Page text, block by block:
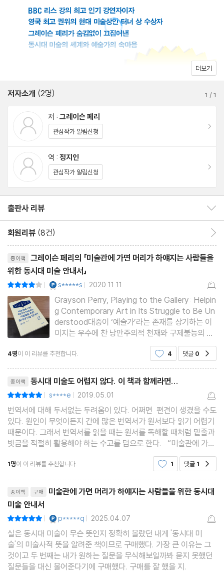
3장 멋진 반항, 어서 들어와!
웰컴 투 아트 월드, 단 멋질 것!
예술가의 착각, 불안, 현실
예술가의 마지막 무기
8트랙 테이프의 순간들
나는 진지한 예술가다
4장 나는 예술의 세계에서 나 자신을 발견했다
누구에게도 보여 주지 않는 예술 작품
예술 대학에서 진짜로 얻는 것
예술가가 경력을 쌓는 방법
에필로그_책은 끝나지만
고마워요
더보기
저자소개 (2명) 1 /1
저 : 그레이슨 페리
관심작가 알림신청
역 : 정지인
관심작가 알림신청
출판사 리뷰
회원리뷰 (8건)
종이책
그레이슨 페리의 「미술관에 가면 머리가 하얘지는 사람들을
위한 동시대 미술 안내서」
| s*****s | 2020.11.11
Grayson Perry, Playing to the Gallery: Helpin
g Contemporary Art in Its Struggle to Be Un
derstood대중이 ‘예술가’라는 존재를 상기하는 이
미지는 우수에 찬 낭만주의적 천재와 구제불능의 괴
짜 사이를 오간다. 저자는 후자에 가깝지만, 예술계
의 견지에서 절대 비주류는 아니다. 오히려 터너상
한 동시대 예술에 대한 대중의 이
4명이 이 리뷰를 추천합니다. 4 댓글 0
종이책 동시대 미술도 어렵지 않다. 이 책과 함께라면...
| s****e | 2019.05.01
번역서에 대해 두서없는 두려움이 있다. 어쩌면 편견이 생겼을 수도
있다. 원인이 무엇이든지 간에 많은 번역서가 원서보다 읽기 어렵기
때문이다. 그래서 번역서를 읽을 때는 원서를 독해할 때처럼 밑줄과
빗금을 적절히 활용해야 하는 수고를 덤으로 한다. “미술관에 가면
머리가 하얘지는 사람들을 위한 동시대 미술 안내서”라는 긴 제목을
가진 이 책도 번역서이다. “그레이
1명이 이 리뷰를 추천합니다. 1 댓글 1
종이책 구매
미술관에 가면 머리가 하얘지는 사람들을 위한 동시대
미술 안내서
| p*****q | 2025.04.07
실은 동시대 미술이 무슨 뜻인지 정확히 몰랐던 내게 '동시대 미
술'의 미술사적 뜻을 알려준 책이므로 구매했다. 가장 큰 이유는 그
것이고 두 번째는 내가 원하는 질문을 무식해보일까봐 묻지 못했던
질문들을 대신 물어준다기에 구매했다. 구매를 잘 했을 지.